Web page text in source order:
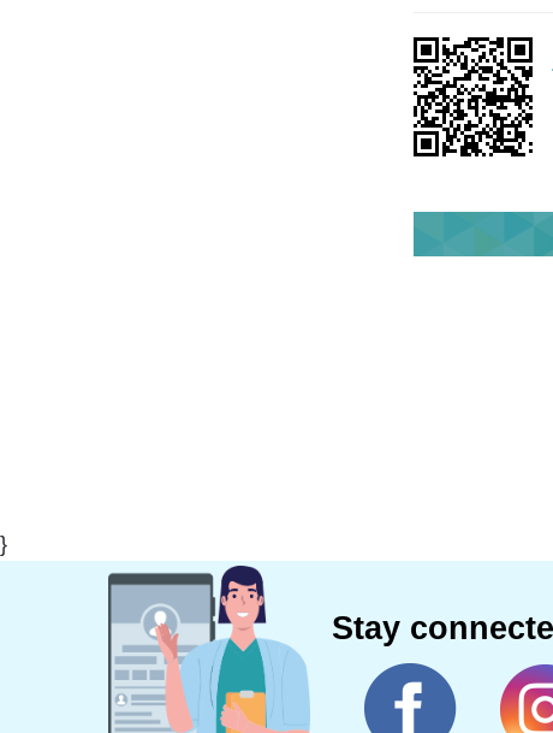
}
Stay